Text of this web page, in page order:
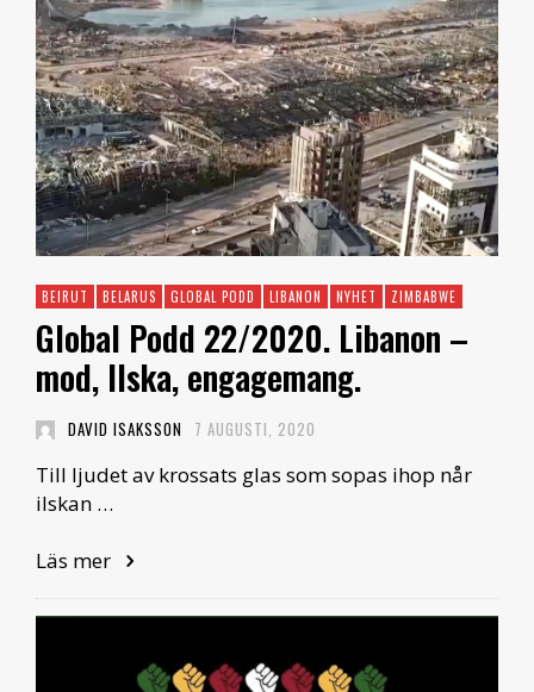
BEIRUT BELARUS GLOBAL PODD LIBANON NYHET ZIMBABWE
Global Podd 22/2020. Libanon –
mod, Ilska, engagemang.
DAVID ISAKSSON 7 AUGUSTI, 2020
Till ljudet av krossats glas som sopas ihop når
ilskan …
Läs mer